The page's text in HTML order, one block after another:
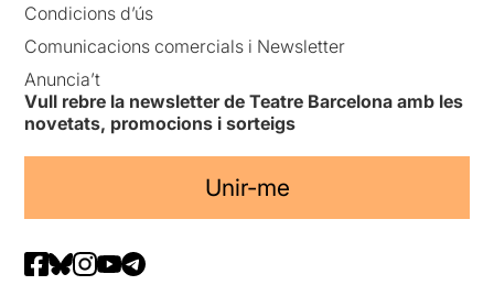
Condicions d’ús
Comunicacions comercials i Newsletter
Anuncia’t
Vull rebre la newsletter de Teatre Barcelona amb les
novetats, promocions i sorteigs
Unir-me